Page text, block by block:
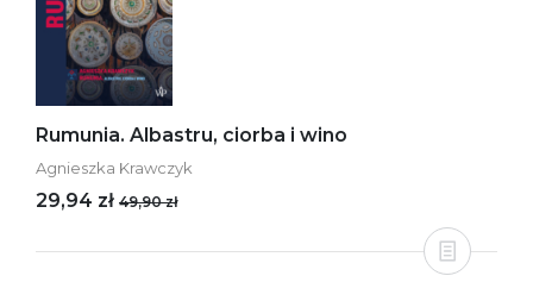
Rumunia. Albastru, ciorba i wino
Agnieszka Krawczyk
29,94 zł 49,90 zł